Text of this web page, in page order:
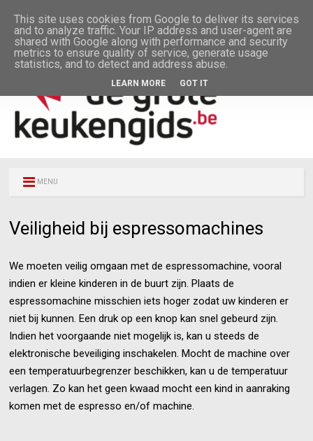
MENU
Veiligheid bij espressomachines
We moeten veilig omgaan met de espressomachine, vooral
indien er kleine kinderen in de buurt zijn. Plaats de
espressomachine misschien iets hoger zodat uw kinderen er
niet bij kunnen. Een druk op een knop kan snel gebeurd zijn.
Indien het voorgaande niet mogelijk is, kan u steeds de
elektronische beveiliging inschakelen. Mocht de machine over
een temperatuurbegrenzer beschikken, kan u de temperatuur
verlagen. Zo kan het geen kwaad mocht een kind in aanraking
komen met de espresso en/of machine.
This site uses cookies from Google to deliver its services
and to analyze traffic. Your IP address and user-agent are
shared with Google along with performance and security
metrics to ensure quality of service, generate usage
statistics, and to detect and address abuse.
LEARN MORE GOT IT